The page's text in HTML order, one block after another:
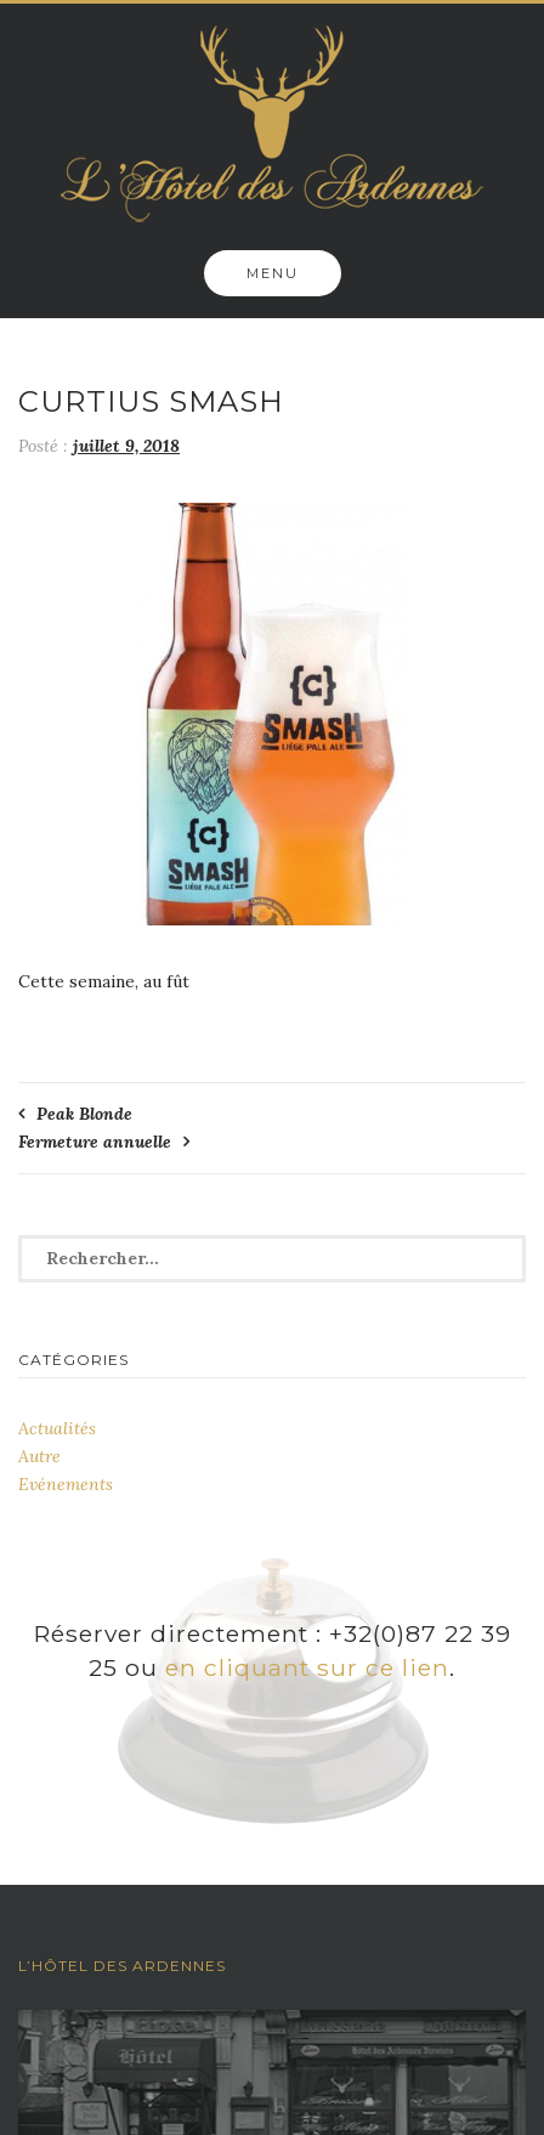
MENU
CURTIUS SMASH
Posté : juillet 9, 2018
Cette semaine, au fût
Navigation
de
Peak Blonde
Fermeture annuelle
Rechercher :
CATÉGORIES
Actualités
Autre
Evénements
Réserver directement : +32(0)87 22 39
25 ou en cliquant sur ce lien.
L’HÔTEL DES ARDENNES